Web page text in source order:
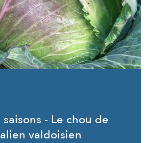
- Le chou de
valdoisien